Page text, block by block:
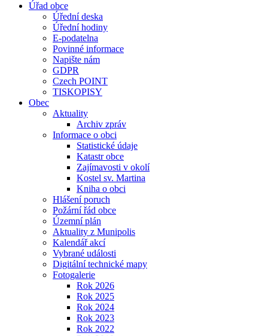
Úřad obce
Úřední deska
Úřední hodiny
E-podatelna
Povinné informace
Napište nám
GDPR
Czech POINT
TISKOPISY
Obec
Aktuality
Archiv zpráv
Informace o obci
Statistické údaje
Katastr obce
Zajímavosti v okolí
Kostel sv. Martina
Kniha o obci
Hlášení poruch
Požární řád obce
Územní plán
Aktuality z Munipolis
Kalendář akcí
Vybrané události
Digitální technické mapy
Fotogalerie
Rok 2026
Rok 2025
Rok 2024
Rok 2023
Rok 2022